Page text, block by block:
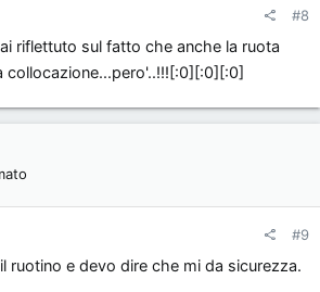
#8
riflettuto sul fatto che anche la ruota
collocazione...pero'..!!![:0][:0][:0]
#9
ruotino e devo dire che mi da sicurezza.